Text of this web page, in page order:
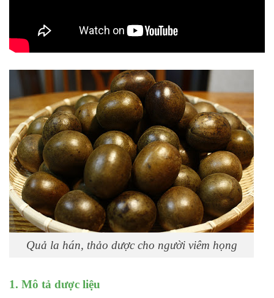
Quả la hán, thảo dược cho người viêm họng
1. Mô tả dược liệu